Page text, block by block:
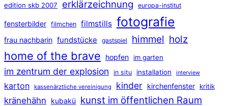
edition skb 2007 erklärzeichnung europa-institut
fensterbilder filmchen filmstills fotografie
frau nachbarin fundstücke gastspiel himmel holz
home of the brave hopfen im garten
im zentrum der explosion in situ installation interview
karton kassenärztliche vereinigung kinder kirchenfenster kritik
kränehähn kubakü kunst im öffentlichen Raum